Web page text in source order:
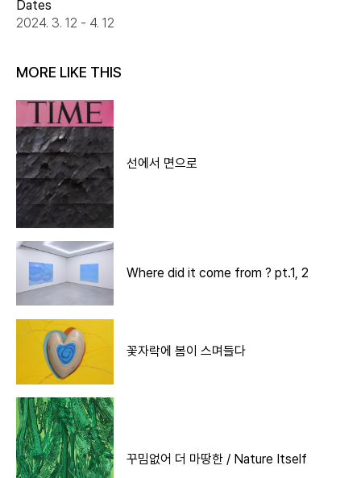
Dates
2024. 3. 12 - 4. 12
MORE LIKE THIS
선에서 면으로
Where did it come from ? pt.1, 2
꽃자락에 봄이 스며들다
꾸밈없어 더 마땅한 / Nature Itself